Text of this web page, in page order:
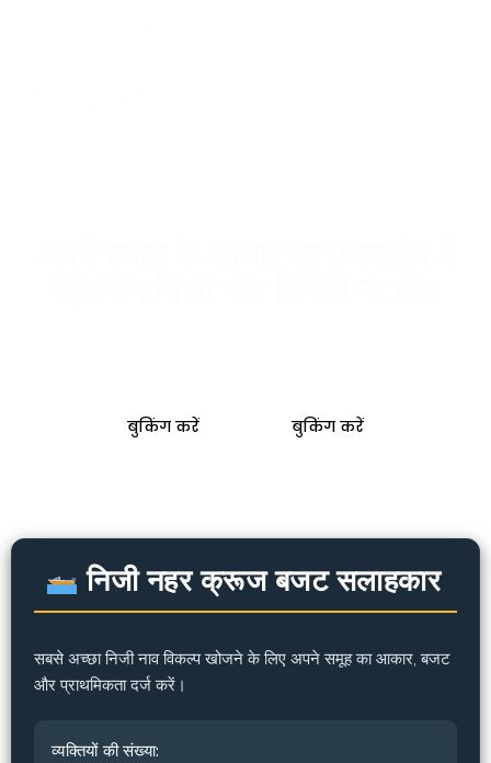
बुकिंग करें बुकिंग करें
निजी नहर क्रूज बजट सलाहकार
सबसे अच्छा निजी नाव विकल्प खोजने के लिए अपने समूह का आकार, बजट
और प्राथमिकता दर्ज करें।
व्यक्तियों की संख्या: